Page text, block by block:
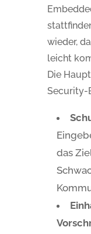
wieder,
leicht
Die
Security-
das